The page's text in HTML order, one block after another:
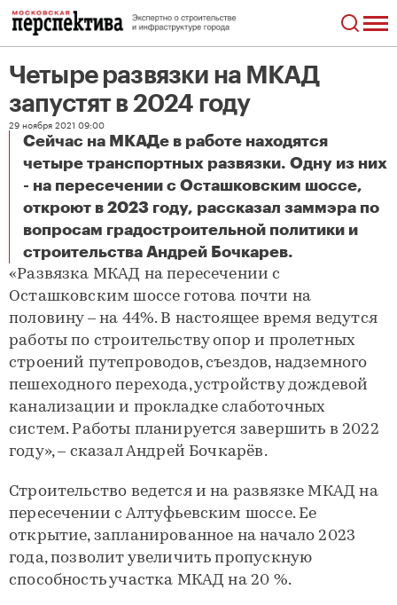
Четыре развязки на МКАД
запустят в 2024 году
29 ноября 2021 09:00
Сейчас на МКАДе в работе находятся
четыре транспортных развязки. Одну из них
- на пересечении с Осташковским шоссе,
откроют в 2023 году, рассказал заммэра по
вопросам градостроительной политики и
строительства Андрей Бочкарев.
Четыре развязки на МКАД запустят в 2024 году
«Развязка МКАД на пересечении с
Осташковским шоссе готова почти на
половину – на 44%. В настоящее время ведутся
работы по строительству опор и пролетных
строений путепроводов, съездов, надземного
пешеходного перехода, устройству дождевой
канализации и прокладке слаботочных
систем. Работы планируется завершить в 2022
году», – сказал Андрей Бочкарёв.
Строительство ведется и на развязке МКАД на
пересечении с Алтуфьевским шоссе. Ее
открытие, запланированное на начало 2023
года, позволит увеличить пропускную
способность участка МКАД на 20 %.